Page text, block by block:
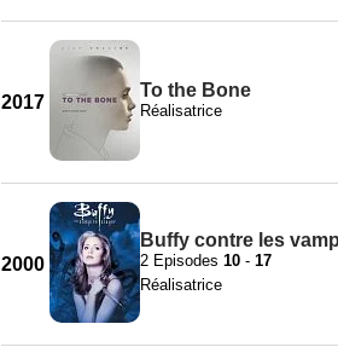
2017
To the Bone
Réalisatrice
2000
Buffy contre les
2 Episodes 10 - 17
Réalisatrice